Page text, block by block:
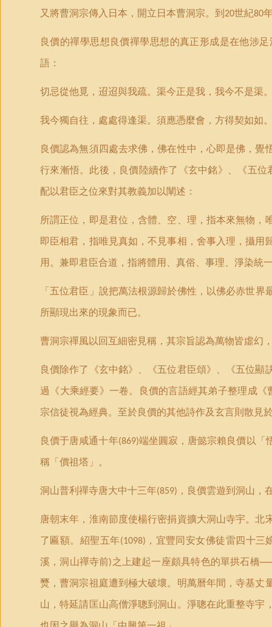
又將曹洞宗傳入日本，開立日本曹洞宗。到20世紀80
良價的禪學思想良價禪學思想的真正形成是在他涉
語：
切忌從他覓，迢迢與我疏。渠今正是我，我今不是渠
我今獨自往，處處得逢渠。須應憑麼會，方得契如如
良價認為無須四處去求佛，佛在性中，心即是佛，
行來漸悟。此後，良價陸續作了《玄中銘》、《五
配以君臣之位來對其教義加以闡述：
所謂正位，即是君位，含體、空、理，指本來無物
即臣相君，指唯見真如，不見事相，舍事入理，攝
用。兼即君臣合道，指將體用、真俗、事理、淨染統
「五位君臣 」 說把萬法根源歸於佛性，以佛必赤世界
所顯現出來的現象而已。
曹洞宗禪風以回互細密見稱，其宗旨認為萬物皆虛幻
良價除作了《玄中銘》、《五位君臣頌》、《五位
過《大乘經要》一卷。良價的言語經其弟子整理成
宗信徒視為經典。至於良價的其他詩作及玄言則散見
良價于唐咸通十年(869)端坐圓寂，唐懿宗賴良價以 「
稱 「價祖塔 」 。
洞山普利禪寺唐大中十三年(859) ，良價雲遊到洞山，
唐朝末年，淮南節度使楊行密捐資擴大洞山寺宇。北
了匾額。紹聖五年(1098) ，宜豐同安女佛徒雷四十
溪，洞山禪寺前)之上建起一座頗具特色的單拱石橋
燹，曹洞宗祖庭遭到極大破壞。明萬曆年間，寺基
山，特延請匡山高僧淨聰到洞山。淨聰在此重整寺